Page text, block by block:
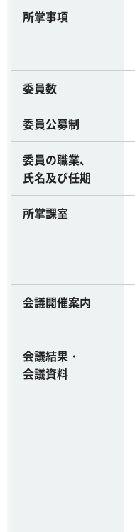
所掌事項
委員数
委員公募制
委員の職業、
氏名及び任期
所掌課室
会議開催案内
会議結果・
会議資料